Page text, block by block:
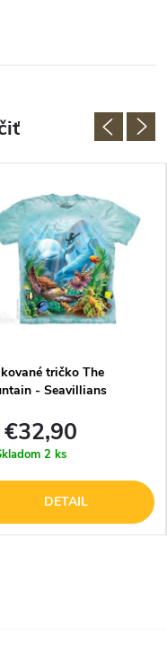
tričko The
- Seavillians
€32,90
2 ks
DETAIL